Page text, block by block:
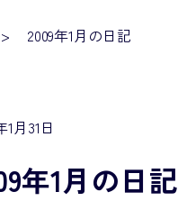
2009年1月の日記
1月31日
年1月の日記